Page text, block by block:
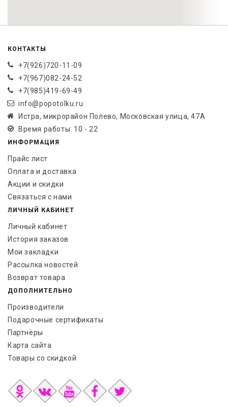
КОНТАКТЫ
+7(926)720-11-09
+7(967)082-24-52
+7(985)419-69-49
info@popotolku.ru
Истра, микрорайон Полево, Московская улица, 47А
Время работы: 10 - 22
ИНФОРМАЦИЯ
Прайс лист
Оплата и доставка
Акции и скидки
Связаться с нами
ЛИЧНЫЙ КАБИНЕТ
Личный кабинет
История заказов
Мои закладки
Рассылка новостей
Возврат товара
ДОПОЛНИТЕЛЬНО
Производители
Подарочные сертификаты
Партнёры
Карта сайта
Товары со скидкой